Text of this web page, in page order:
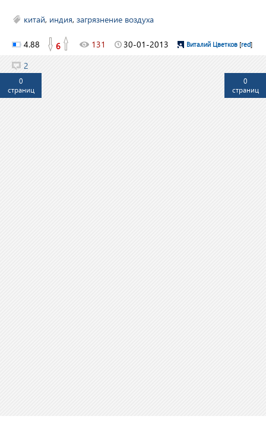
китай, индия, загрязнение воздуха
4.88 6 131 30-01-2013 Виталий Цветков [red]
2
0
страниц
0
страниц